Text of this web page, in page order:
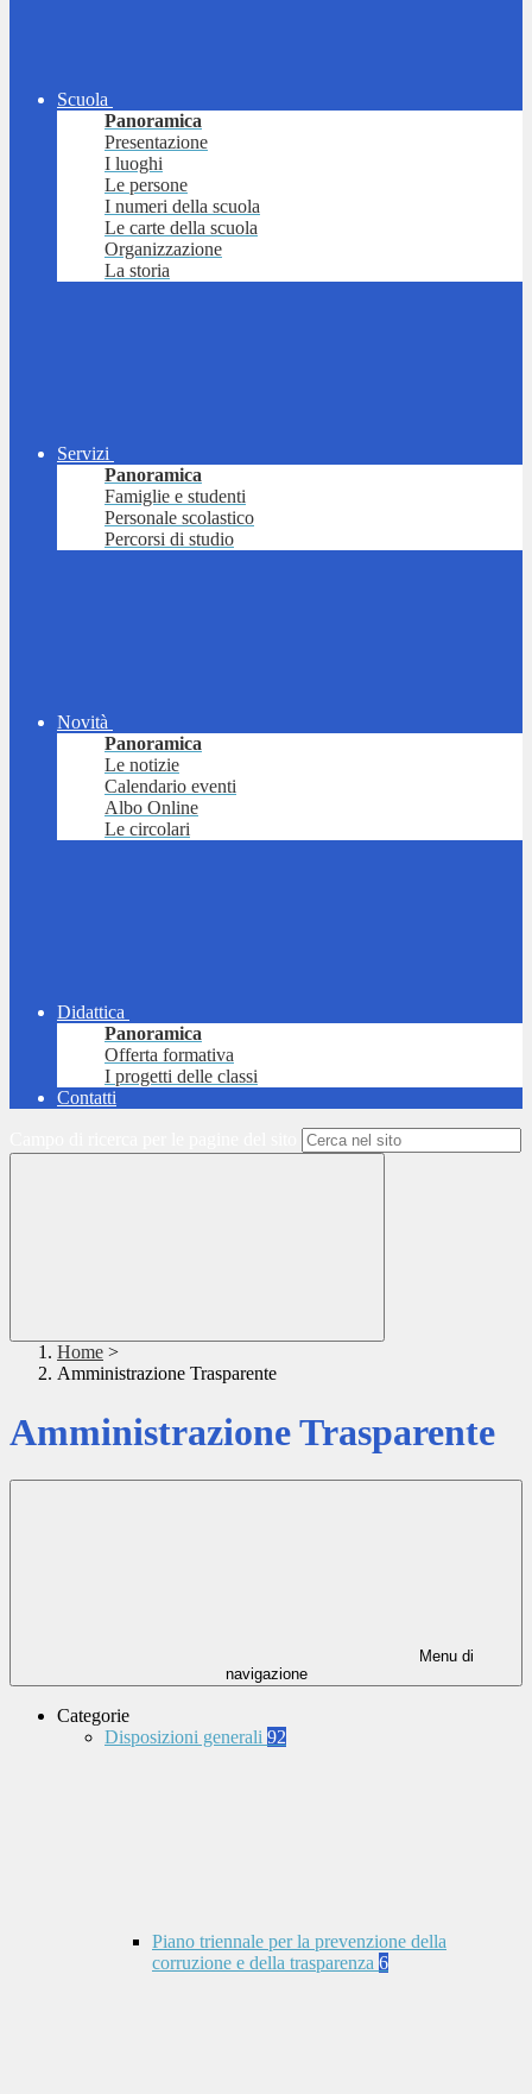
Scuola
Panoramica
Presentazione
I luoghi
Le persone
I numeri della scuola
Le carte della scuola
Organizzazione
La storia
Servizi
Panoramica
Famiglie e studenti
Personale scolastico
Percorsi di studio
Novità
Panoramica
Le notizie
Calendario eventi
Albo Online
Le circolari
Didattica
Panoramica
Offerta formativa
I progetti delle classi
Contatti
Home >
Amministrazione Trasparente
Amministrazione Trasparente
Menu di
navigazione
Categorie
Disposizioni generali 92
Piano triennale per la prevenzione della
corruzione e della trasparenza 6